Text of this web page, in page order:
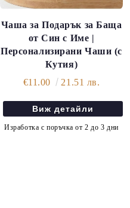
Чаша за Подарък за Баща
от Син с Име |
Персонализирани Чаши (с
Кутия)
€11.00
21.51 лв.
Виж детайли
Изработка с поръчка от 2 до 3 дни